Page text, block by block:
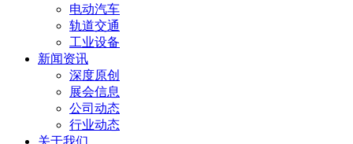
电动汽车
轨道交通
工业设备
新闻资讯
深度原创
展会信息
公司动态
行业动态
关于我们